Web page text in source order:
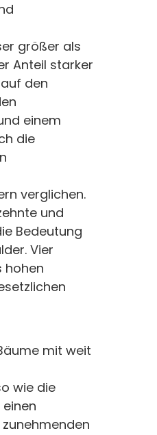
größer als
Anteil starker
den
einem
die
verglichen.
und
Bedeutung
Vier
hohen
mit weit
wie die